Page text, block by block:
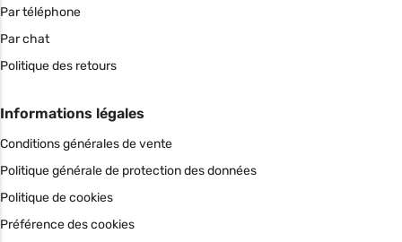
Par téléphone
Par chat
Politique des retours
Informations légales
Conditions générales de vente
Politique générale de protection des données
Politique de cookies
Préférence des cookies